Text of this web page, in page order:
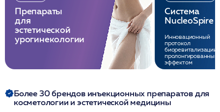
Препараты
для
эстетической
урогинекологии
Система
NucleoSpire
Инновационный
протокол
биоревитализации
пролонгированным
эффектом
Более 30 брендов инъекционных препаратов для
косметологии и эстетической медицины